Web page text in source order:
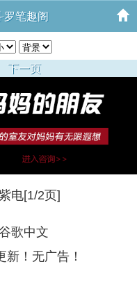
罗笔趣阁
下一页
电[1/2页]
歌中文
新！无广告！